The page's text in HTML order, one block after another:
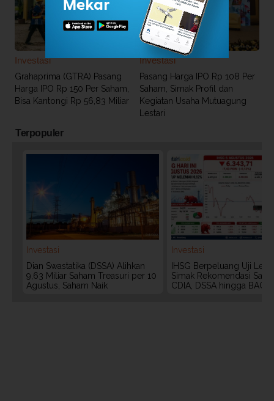
Investasi
Grahaprima (GTRA) Pasang
Harga IPO Rp 150 Per Saham,
Bisa Kantongi Rp 56,83 Miliar
Investasi
Pasang Harga IPO Rp 108 Per
Saham, Simak Profil dan
Kegiatan Usaha Mutuagung
Lestari
Terpopuler
Investasi
Dian Swastatika (DSSA) Alihkan
9,63 Miliar Saham Treasuri per 10
Agustus, Saham Naik
Investasi
IHSG Berpeluang Uji
Simak Rekomendasi
CDIA, DSSA hingga BACH